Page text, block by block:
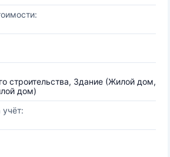
строительства, Здание (Жилой дом,
дом)
учёт: